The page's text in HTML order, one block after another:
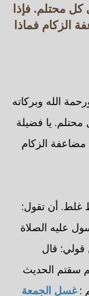
محتلم. فإذا
الزكام فماذا
الله وبركاته
يا فضيلة
الزكام
غلط. أن تقول:
عليه الصلاة
قولي: قال
سقتم الحديث
:غسل الجمعة